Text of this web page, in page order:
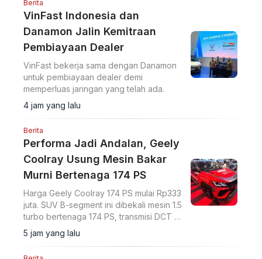
Berita
VinFast Indonesia dan
Danamon Jalin Kemitraan
Pembiayaan Dealer
VinFast bekerja sama dengan Danamon
untuk pembiayaan dealer demi
memperluas jaringan yang telah ada.
4 jam yang lalu
Berita
Performa Jadi Andalan, Geely
Coolray Usung Mesin Bakar
Murni Bertenaga 174 PS
Harga Geely Coolray 174 PS mulai Rp333
juta. SUV B-segment ini dibekali mesin 1.5
turbo bertenaga 174 PS, transmisi DCT 7
percepatan, akselerasi 0-100 km/jam
dalam 7,6 detik, serta ADAS Level 2.
5 jam yang lalu